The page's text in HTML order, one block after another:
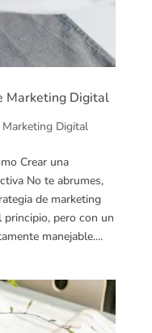
Marketing Digital
Marketing Digital
Crear una
No te abrumes,
de marketing
pero con un
manejable....